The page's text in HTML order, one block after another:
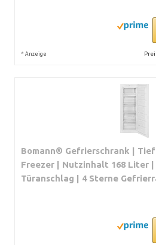
* Anzeige
Bomann® Gefrierschrank |
Freezer | Nutzinhalt 168 Liter
Türanschlag | 4 Sterne